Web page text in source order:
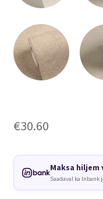
€30.60
Maksa hiljem
Saadaval ka Inbank